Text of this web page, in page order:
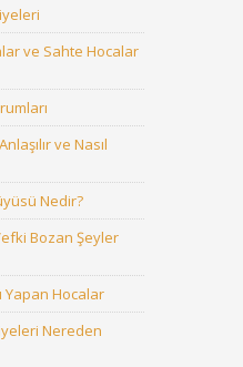
ve Sahte Hocalar
ve Nasıl
Nedir?
Bozan Şeyler
Yapan Hocalar
Nereden